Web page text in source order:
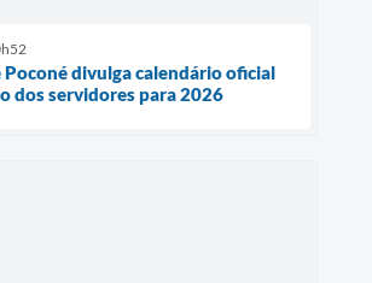
divulga calendário oficial
dos servidores para 2026